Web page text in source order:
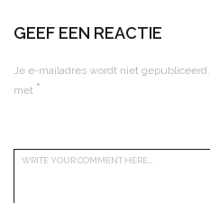
GEEF EEN REACTIE
Je e-mailadres wordt niet gepubliceerd.
met *